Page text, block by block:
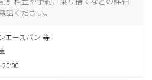
ください。
エースバン 等
20:00